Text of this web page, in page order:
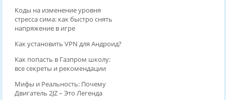
Коды на изменение уровня
стресса сима: как быстро снять
напряжение в игре
Как установить VPN для Андроид?
Как попасть в Газпром школу:
все секреты и рекомендации
Мифы и Реальность: Почему
Двигатель 2JZ – Это Легенда